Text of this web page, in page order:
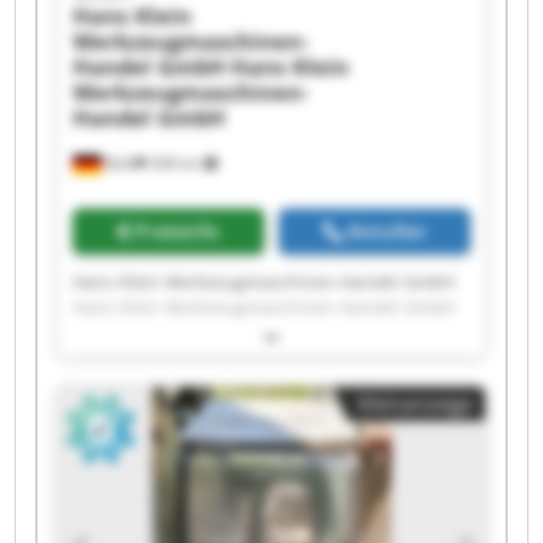
Bühl 208 km
Hans Klein
Werkzeugmaschinen-
Handel GmbHHans Klein
Werkzeugmaschinen-
Handel GmbH
Preisinfo Anrufen
Hans Klein Werkzeugmaschinen-Handel GmbH
Hans Klein Werkzeugmaschinen-Handel GmbH
Hans Klein Werkzeugmaschinen-Handel GmbH
Hans Klein Werkzeugmaschinen-Handel GmbH
Hans Klein Werkzeugmaschinen-Handel GmbH
Hans Klein Werkzeugmaschinen-Handel GmbH
Hans Klein Werkzeugmaschinen-Handel GmbH
Hans Klein Werkzeugmaschinen-Handel GmbH
Hans Klein Werkzeugmaschinen-Handel GmbH
Kleinanzeige